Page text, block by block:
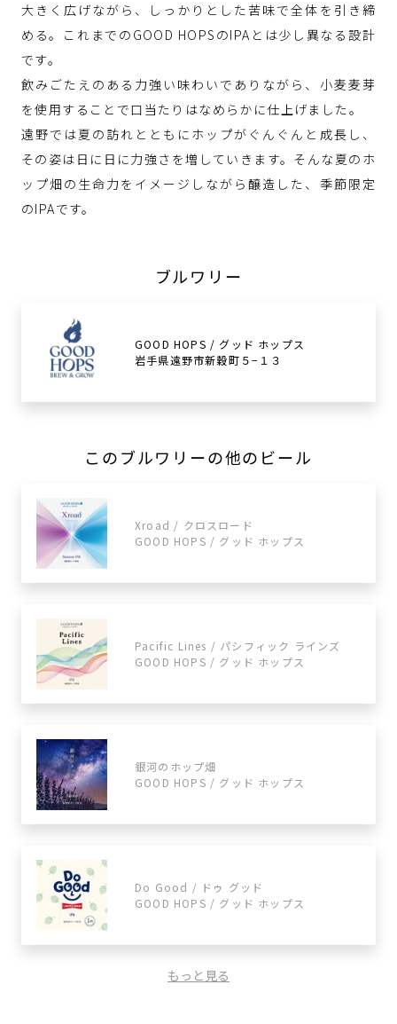
大きく広げながら、しっかりとした苦味で全体を引き締
める。これまでのGOOD HOPSのIPAとは少し異なる設計
です。
飲みごたえのある力強い味わいでありながら、小麦麦芽
を使用することで口当たりはなめらかに仕上げました。
遠野では夏の訪れとともにホップがぐんぐんと成長し、
その姿は日に日に力強さを増していきます。そんな夏のホ
ップ畑の生命力をイメージしながら醸造した、季節限定
のIPAです。
ブルワリー
GOOD HOPS / グッド ホップス
岩手県遠野市新穀町５−１３
このブルワリーの他のビール
Xroad / クロスロード
GOOD HOPS / グッド ホップス
Pacific Lines / パシフィック ラインズ
GOOD HOPS / グッド ホップス
銀河のホップ畑
GOOD HOPS / グッド ホップス
Do Good / ドゥ グッド
GOOD HOPS / グッド ホップス
もっと見る